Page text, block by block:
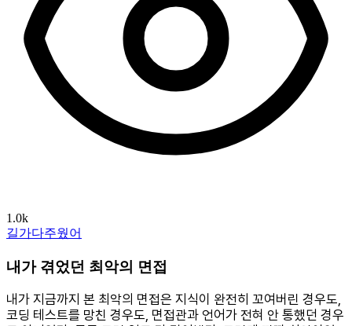
1.0k
길가다주웠어
내가 겪었던 최악의 면접
내가 지금까지 본 최악의 면접은 지식이 완전히 꼬여버린 경우도,
코딩 테스트를 망친 경우도, 면접관과 언어가 전혀 안 통했던 경우